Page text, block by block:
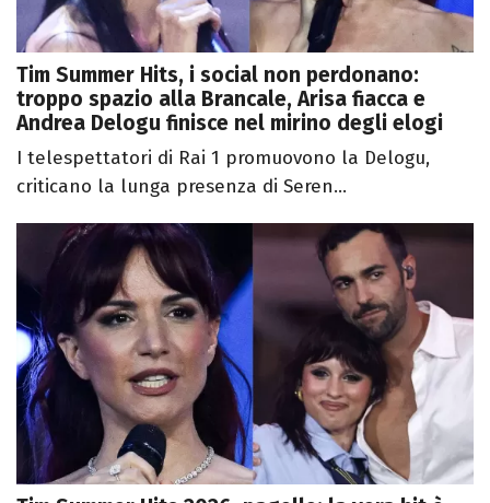
Tim Summer Hits, i social non perdonano:
troppo spazio alla Brancale, Arisa fiacca e
Andrea Delogu finisce nel mirino degli elogi
I telespettatori di Rai 1 promuovono la Delogu,
criticano la lunga presenza di Seren...